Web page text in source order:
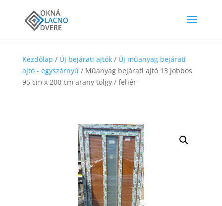
Kezdőlap / Új bejárati ajtók/ Új műanyag bejárati
ajtó - egyszárnyú / Műanyag bejárati ajtó 13 jobbos
95 cm x 200 cm arany tölgy / fehér